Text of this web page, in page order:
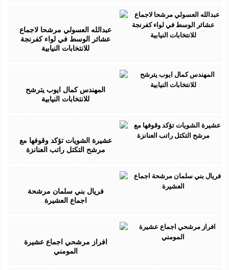
عبدالله العسولي مرشحا لاجماع
عشائر الوسط في لواء كفرنجة
للانتخابات النيابية
2016
المهندس كمال ايوب يترشح
للانتخابات النيابية
عشيرة الشويات تؤكد وقوفها مع
مرشح التكتل راتب العنانزة
فريال بني سلمان مرشحة
اجماع العشيرة
افراز مرشحي اجماع عشيرة
المومني